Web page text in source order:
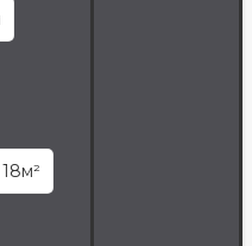
18м²